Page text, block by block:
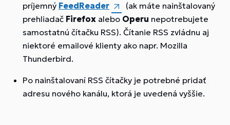
príjemný FeedReader
(ak máte nainštalovaný
prehliadač Firefox alebo Operu nepotrebujete
samostatnú čítačku RSS). Čítanie RSS zvládnu aj
niektoré emailové klienty ako napr. Mozilla
Thunderbird.
Po nainštalovaní RSS čítačky je potrebné pridať
adresu nového kanálu, ktorá je uvedená vyššie.